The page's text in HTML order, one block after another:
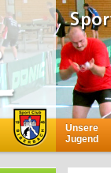
Unsere
Jugend